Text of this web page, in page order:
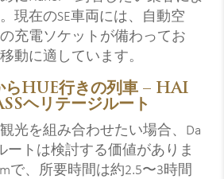
現在のSE車両には、自動空
充電ソケットが備わってお
動に適しています。
HUE行きの列車 – HAI
ヘリテージルート
光を組み合わせたい場合、Da
ートは検討する価値がありま
で、所要時間は約2.5〜3時間